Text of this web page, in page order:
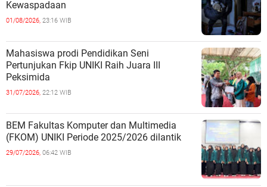
Kewaspadaan
01/08/2026, 23:16 WIB
Mahasiswa prodi Pendidikan Seni
Pertunjukan Fkip UNIKI Raih Juara III
Peksimida
31/07/2026, 22:12 WIB
BEM Fakultas Komputer dan Multimedia
(FKOM) UNIKI Periode 2025/2026 dilantik
29/07/2026, 06:42 WIB